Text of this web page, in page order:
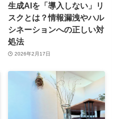
生成AIを「導入しない」リ
スクとは？情報漏洩やハル
シネーションへの正しい対
処法
2026年2月17日